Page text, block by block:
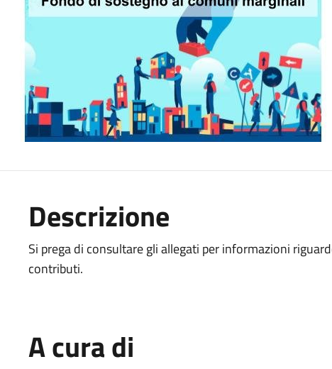
Descrizione
Si prega di consultare gli allegati per informazioni
contributi.
A cura di